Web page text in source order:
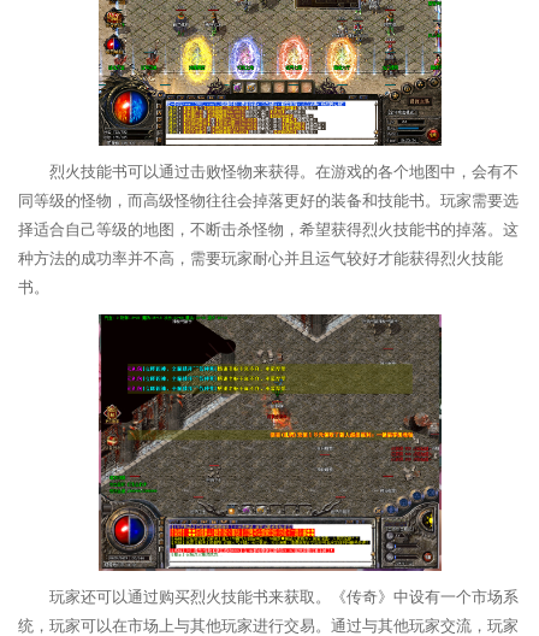
烈火技能书可以通过击败怪物来获得。在游戏的各个地图中，会有不
同等级的怪物，而高级怪物往往会掉落更好的装备和技能书。玩家需要选
择适合自己等级的地图，不断击杀怪物，希望获得烈火技能书的掉落。这
种方法的成功率并不高，需要玩家耐心并且运气较好才能获得烈火技能
书。
玩家还可以通过购买烈火技能书来获取。《传奇》中设有一个市场系
统，玩家可以在市场上与其他玩家进行交易。通过与其他玩家交流，玩家